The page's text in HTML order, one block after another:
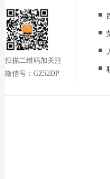
扫描二维码加关注
微信号：GZ52DP
■
■
■
■